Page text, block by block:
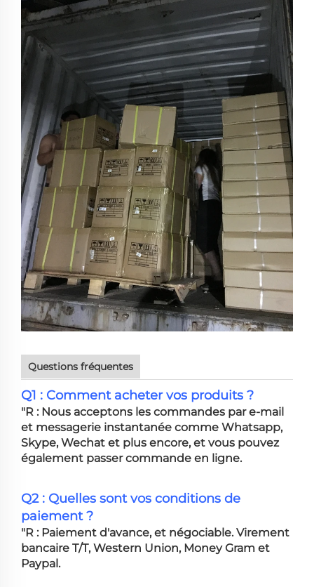
Questions fréquentes
Q1 : Comment acheter vos produits ?
"R : Nous acceptons les commandes par e-mail
et messagerie instantanée comme Whatsapp,
Skype, Wechat et plus encore, et vous pouvez
également passer commande en ligne.
Q2 : Quelles sont vos conditions de
paiement ?
"R : Paiement d'avance, et négociable. Virement
bancaire T/T, Western Union, Money Gram et
Paypal.